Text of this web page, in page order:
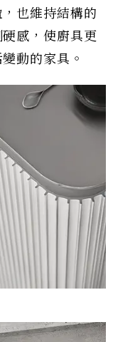
也維持結構的
感，使廚具更
動的家具。